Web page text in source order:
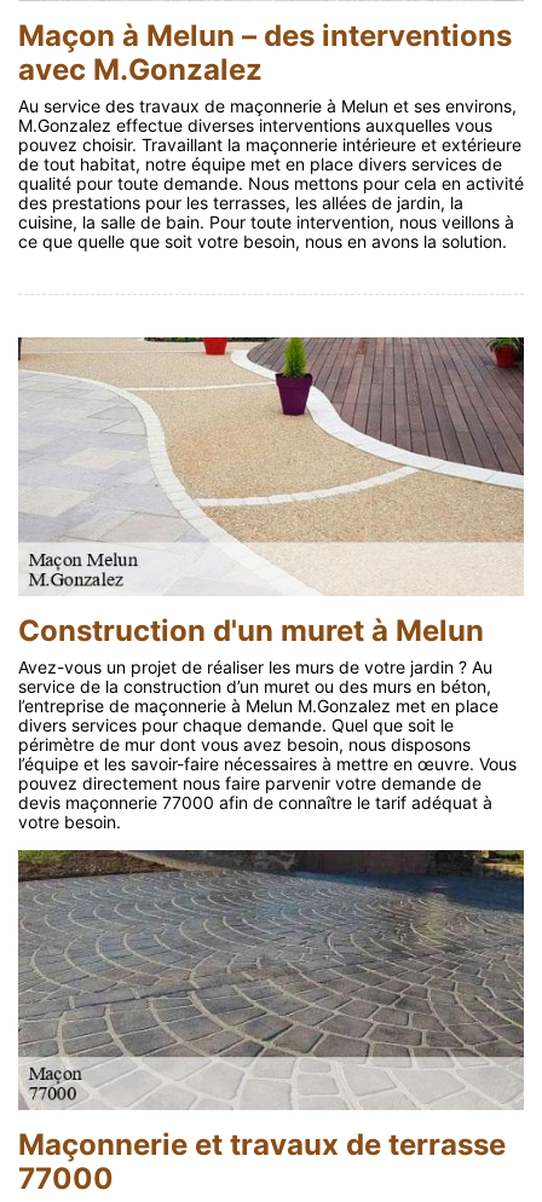
Maçon à Melun – des interventions
avec M.Gonzalez
Au service des travaux de maçonnerie à Melun et ses environs,
M.Gonzalez effectue diverses interventions auxquelles vous
pouvez choisir. Travaillant la maçonnerie intérieure et extérieure
de tout habitat, notre équipe met en place divers services de
qualité pour toute demande. Nous mettons pour cela en activité
des prestations pour les terrasses, les allées de jardin, la
cuisine, la salle de bain. Pour toute intervention, nous veillons à
ce que quelle que soit votre besoin, nous en avons la solution.
Construction d'un muret à Melun
Avez-vous un projet de réaliser les murs de votre jardin ? Au
service de la construction d’un muret ou des murs en béton,
l’entreprise de maçonnerie à Melun M.Gonzalez met en place
divers services pour chaque demande. Quel que soit le
périmètre de mur dont vous avez besoin, nous disposons
l’équipe et les savoir-faire nécessaires à mettre en œuvre. Vous
pouvez directement nous faire parvenir votre demande de
devis maçonnerie 77000 afin de connaître le tarif adéquat à
votre besoin.
Maçonnerie et travaux de terrasse
77000